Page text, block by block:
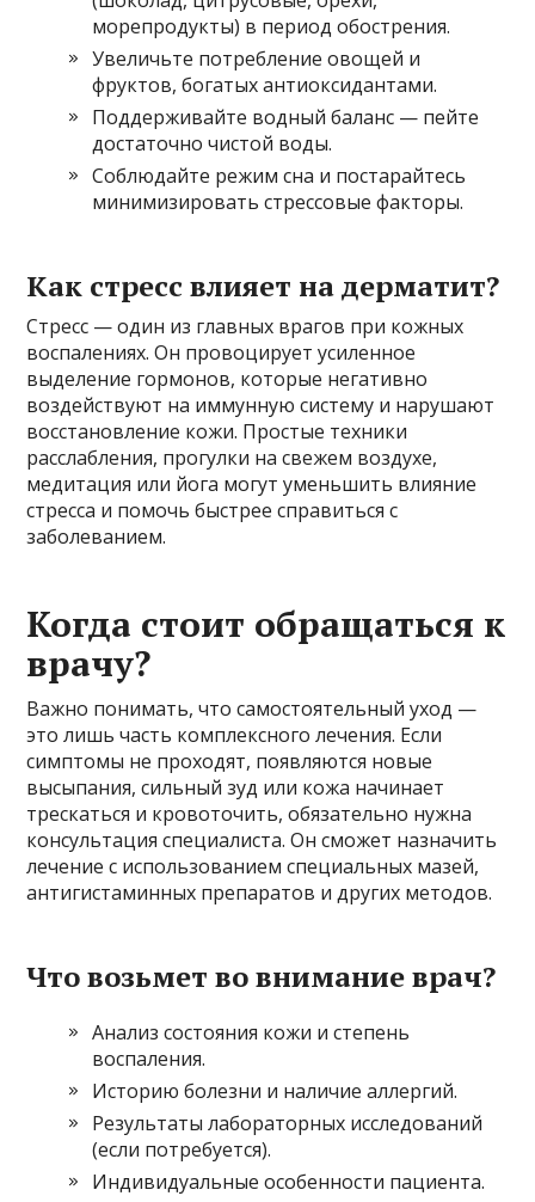
морепродукты) в период обострения.
Увеличьте потребление овощей и
фруктов, богатых антиоксидантами.
Поддерживайте водный баланс — пейте
достаточно чистой воды.
Соблюдайте режим сна и постарайтесь
минимизировать стрессовые факторы.
Как стресс влияет на дерматит?
Стресс — один из главных врагов при кожных
воспалениях. Он провоцирует усиленное
выделение гормонов, которые негативно
воздействуют на иммунную систему и нарушают
восстановление кожи. Простые техники
расслабления, прогулки на свежем воздухе,
медитация или йога могут уменьшить влияние
стресса и помочь быстрее справиться с
заболеванием.
Когда стоит обращаться к
врачу?
Важно понимать, что самостоятельный уход —
это лишь часть комплексного лечения. Если
симптомы не проходят, появляются новые
высыпания, сильный зуд или кожа начинает
трескаться и кровоточить, обязательно нужна
консультация специалиста. Он сможет назначить
лечение с использованием специальных мазей,
антигистаминных препаратов и других методов.
Что возьмет во внимание врач?
Анализ состояния кожи и степень
воспаления.
Историю болезни и наличие аллергий.
Результаты лабораторных исследований
(если потребуется).
Индивидуальные особенности пациента.